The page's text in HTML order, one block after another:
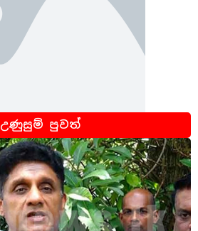
උණුසුම් පුවත්